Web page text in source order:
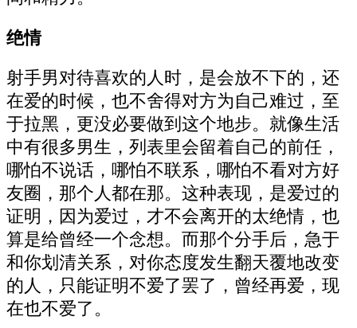
绝情
射手男对待喜欢的人时，是会放不下的，还
在爱的时候，也不舍得对方为自己难过，至
于拉黑，更没必要做到这个地步。就像生活
中有很多男生，列表里会留着自己的前任，
哪怕不说话，哪怕不联系，哪怕不看对方好
友圈，那个人都在那。这种表现，是爱过的
证明，因为爱过，才不会离开的太绝情，也
算是给曾经一个念想。而那个分手后，急于
和你划清关系，对你态度发生翻天覆地改变
的人，只能证明不爱了罢了，曾经再爱，现
在也不爱了。